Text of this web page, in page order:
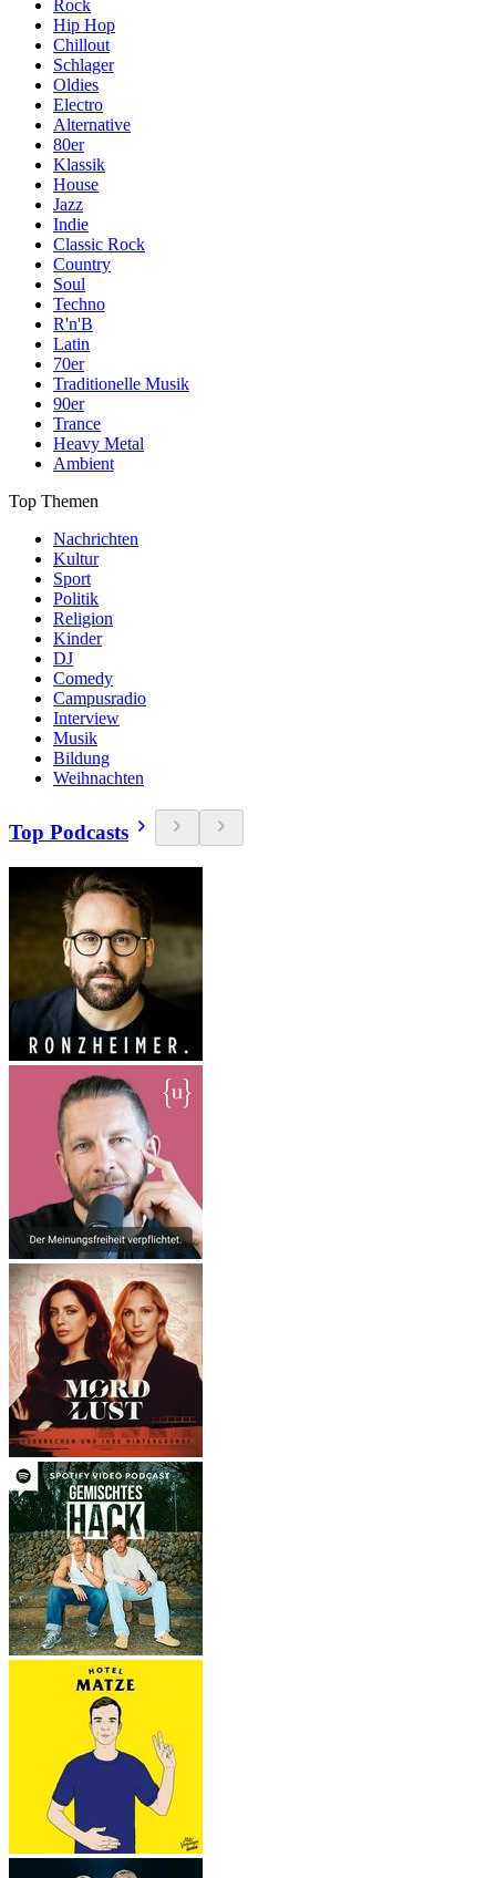
Rock
Hip Hop
Chillout
Schlager
Oldies
Electro
Alternative
80er
Klassik
House
Jazz
Indie
Classic Rock
Country
Soul
Techno
R'n'B
Latin
70er
Traditionelle Musik
90er
Trance
Heavy Metal
Ambient
Top Themen
Nachrichten
Kultur
Sport
Politik
Religion
Kinder
DJ
Comedy
Campusradio
Interview
Musik
Bildung
Weihnachten
Top Podcasts